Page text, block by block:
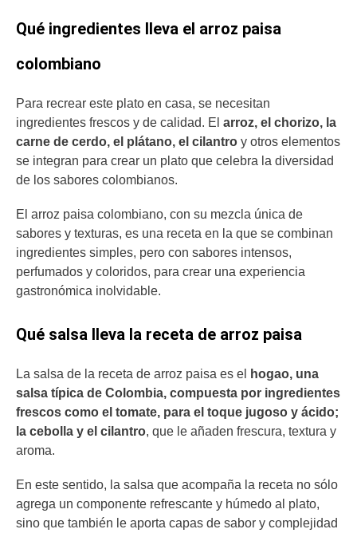
Qué ingredientes lleva el arroz paisa
colombiano
Para recrear este plato en casa, se necesitan
ingredientes frescos y de calidad. El arroz, el chorizo, la
carne de cerdo, el plátano, el cilantro y otros elementos
se integran para crear un plato que celebra la diversidad
de los sabores colombianos.
El arroz paisa colombiano, con su mezcla única de
sabores y texturas, es una receta en la que se combinan
ingredientes simples, pero con sabores intensos,
perfumados y coloridos, para crear una experiencia
gastronómica inolvidable.
Qué salsa lleva la receta de arroz paisa
La salsa de la receta de arroz paisa es el
hogao, una
salsa típica de Colombia, compuesta por ingredientes
frescos como el tomate, para el toque jugoso y ácido;
la cebolla y el cilantro, que le añaden frescura, textura y
aroma.
En este sentido, la salsa que acompaña la receta no sólo
agrega un componente refrescante y húmedo al plato,
sino que también le aporta capas de sabor y complejidad